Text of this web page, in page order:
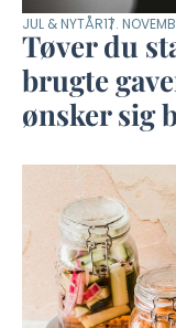
JUL & NYTÅR17.
Tøver du
brugte
ønsker sig